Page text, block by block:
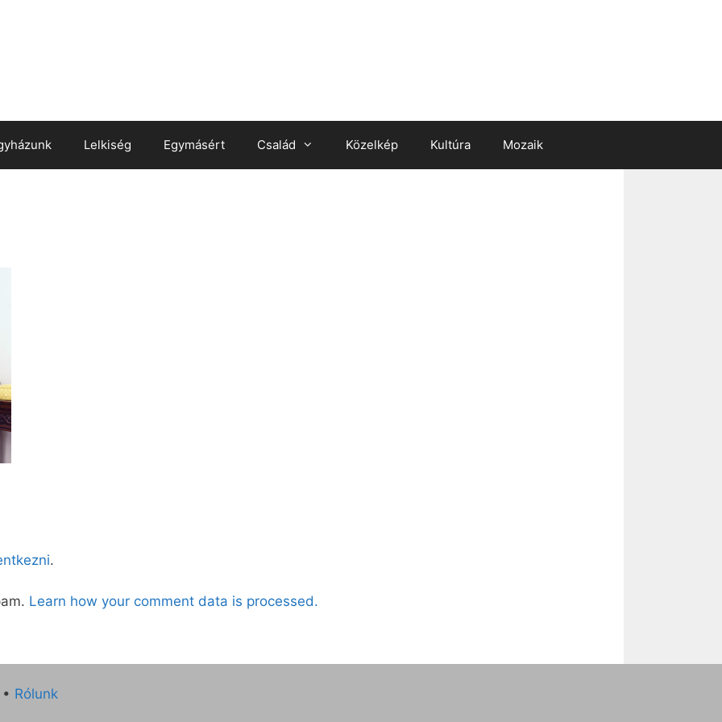
Lelkiség Egymásért Család Közelkép Kultúra Mozaik
.
Learn how your comment data is processed.
• Rólunk